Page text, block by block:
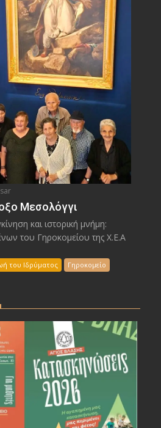
Μεσολόγγι
και ιστορική μνήμη:
του Γηροκομείου της Χ.Ε.Α
του Ιδρύματος Γηροκομείο